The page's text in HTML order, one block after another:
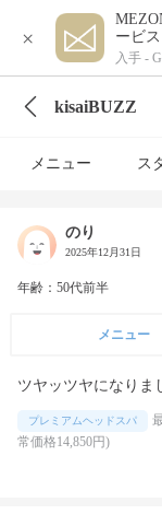
×
ービス
入手 -
kisaiBUZZ
メニュー ス
のり
2025年12月31日
年齢：50代前半
メニュー
ツヤッツヤになりま
プレミアムヘッドスパ
常価格14,850円)